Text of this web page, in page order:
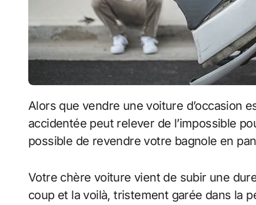
Alors que vendre une voiture d’occasion est loin d’être du gâteau, vendre une voiture
accidentée peut relever de l’impossible
possible de revendre votre bagnole en
Votre chère voiture vient de subir une
coup et la voilà, tristement garée dans la